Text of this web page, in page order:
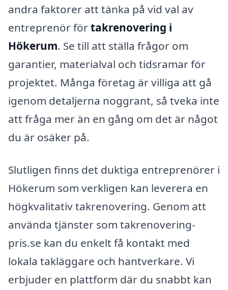
andra faktorer att tänka på vid val av
entreprenör förtakrenovering i
Hökerum. Se till att ställa frågor om
garantier, materialval och tidsramar för
projektet. Många företag är villiga att gå
igenom detaljerna noggrant, så tveka inte
att fråga mer än en gång om det är något
du är osäker på.
Slutligen finns det duktiga entreprenörer i
Hökerum som verkligen kan leverera en
högkvalitativ takrenovering. Genom att
använda tjänster som takrenovering-
pris.se kan du enkelt få kontakt med
lokala takläggare och hantverkare. Vi
erbjuder en plattform där du snabbt kan